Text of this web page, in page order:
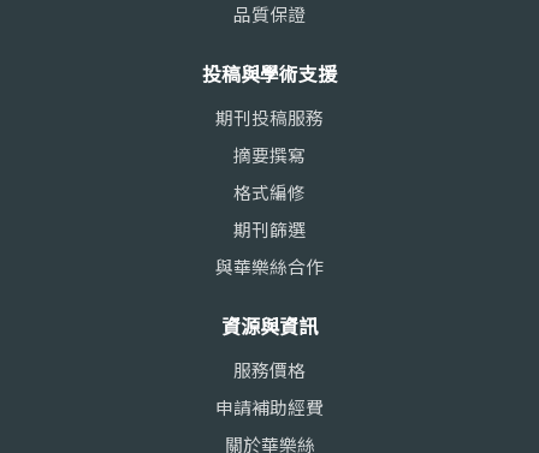
品質保證
投稿與學術支援
期刊投稿服務
摘要撰寫
格式編修
期刊篩選
與華樂絲合作
資源與資訊
服務價格
申請補助經費
關於華樂絲